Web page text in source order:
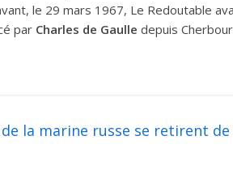
le 29 mars 1967, Le Redoutable
par Charles de Gaulle depuis
la marine russe se retirent de